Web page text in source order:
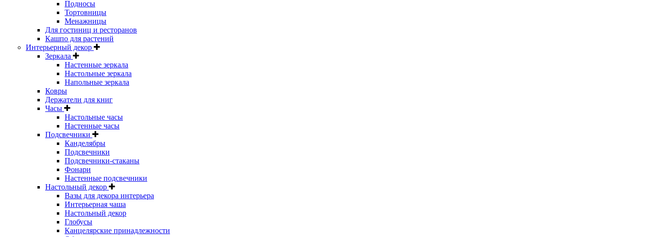
Подносы
Тортовницы
Менажницы
Для гостиниц и ресторанов
Кашпо для растений
Интерьерный декор
Зеркала
Настенные зеркала
Настольные зеркала
Напольные зеркала
Ковры
Держатели для книг
Часы
Настольные часы
Настенные часы
Подсвечники
Канделябры
Подсвечники
Подсвечники-стаканы
Фонари
Настенные подсвечники
Настольный декор
Вазы для декора интерьера
Интерьерная чаша
Настольный декор
Глобусы
Канцелярские принадлежности